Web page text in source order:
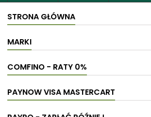
STRONA GŁÓWNA
MARKI
COMFINO - RATY 0%
PAYNOW VISA MASTERCART